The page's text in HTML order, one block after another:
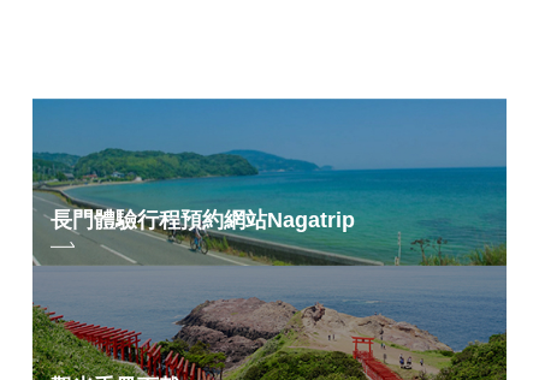
長門體驗行程預約網站Nagatrip